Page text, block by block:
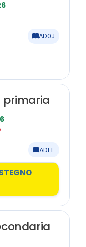
AD0J
primaria
ADEE